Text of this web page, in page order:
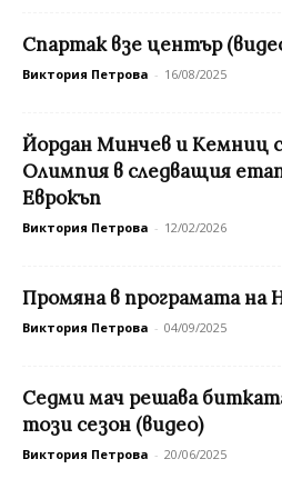
Спартак взе център
Виктория Петрова - 16/08/2025
Йордан Минчев и Кемниц
Олимпия в следващия
Еврокъп
Виктория Петрова - 12/02/2026
Промяна в програмата на
Виктория Петрова - 04/09/2025
Седми мач решава
този сезон (видео)
Виктория Петрова - 20/06/2025